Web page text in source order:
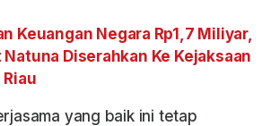
Keuangan Negara Rp1,7 Miliyar,
Natuna Diserahkan Ke Kejaksaan
yang baik ini tetap